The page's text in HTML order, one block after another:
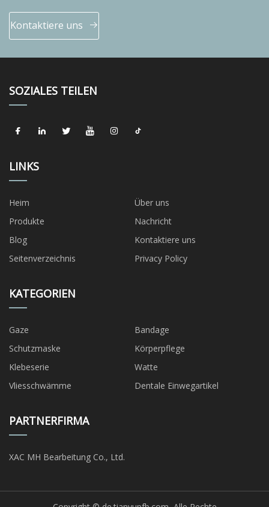
Kontaktiere uns
SOZIALES TEILEN
LINKS
Heim
Über uns
Produkte
Nachricht
Blog
Kontaktiere uns
Seitenverzeichnis
Privacy Policy
KATEGORIEN
Gaze
Bandage
Schutzmaske
Körperpflege
Klebeserie
Watte
Vliesschwämme
Dentale Einwegartikel
PARTNERFIRMA
XAC MH Bearbeitung Co., Ltd.